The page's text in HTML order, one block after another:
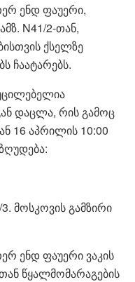
ენდ ფაუერი,
N41/2-თან,
ქსელზე
ჩაატარებს.
დაცლა, რის გამოც
16 აპრილის 10:00
მოსკოვის გამზირი
ენდ ფაუერი ვაკის
წყალმომარაგების